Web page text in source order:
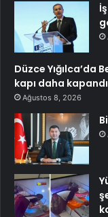
Düzce Yığılca’da
kapı daha
Ağustos 8, 2026